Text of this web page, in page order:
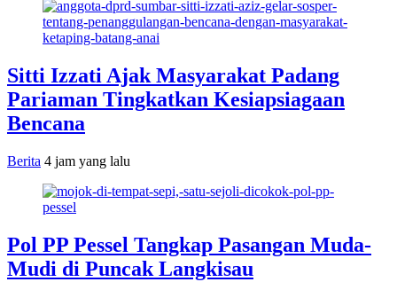
Sitti Izzati Ajak Masyarakat Padang
Pariaman Tingkatkan Kesiapsiagaan
Bencana
Berita 4 jam yang lalu
Pol PP Pessel Tangkap Pasangan Muda-
Mudi di Puncak Langkisau